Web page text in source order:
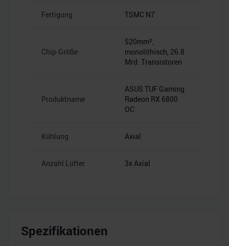
Fertigung TSMC N7
Chip-Größe
520mm²,
monolithisch, 26.8
Mrd. Transistoren
Produktname
ASUS TUF Gaming
Radeon RX 6800
OC
Kühlung Axial
Anzahl Lüfter 3x Axial
Spezifikationen